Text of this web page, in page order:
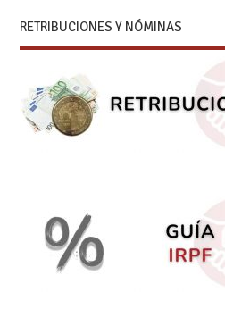
RETRIBUCIONES Y NÓMINAS